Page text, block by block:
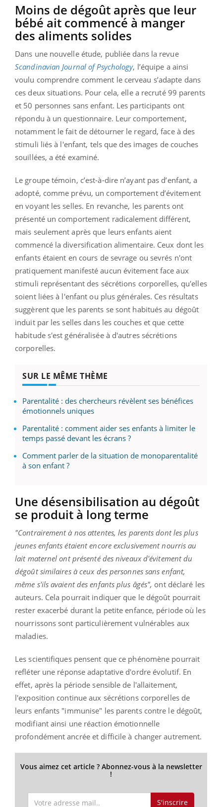
Moins de dégoût après que leur
bébé ait commencé à manger
des aliments solides
Dans une nouvelle étude, publiée dans la revue
Scandinavian Journal of Psychology, l’équipe a ainsi
voulu comprendre comment le cerveau s’adapte dans
ces deux situations. Pour cela, elle a recruté 99 parents
et 50 personnes sans enfant. Les participants ont
répondu à un questionnaire. Leur comportement,
notamment le fait de détourner le regard, face à des
stimuli liés à l'enfant, tels que des images de couches
souillées, a été examiné.
Le groupe témoin, c’est-à-dire n’ayant pas d’enfant, a
adopté, comme prévu, un comportement d’évitement
en voyant les selles. En revanche, les parents ont
présenté un comportement radicalement différent,
mais seulement après que leurs enfants aient
commencé la diversification alimentaire. Ceux dont les
enfants étaient en cours de sevrage ou sevrés n'ont
pratiquement manifesté aucun évitement face aux
stimuli représentant des sécrétions corporelles, qu'elles
soient liées à l'enfant ou plus générales. Ces résultats
suggèrent que les parents se sont habitués au dégoût
induit par les selles dans les couches et que cette
habitude s'est généralisée à d'autres sécrétions
corporelles.
SUR LE MÊME THÈME
Parentalité : des chercheurs révèlent ses bénéfices
émotionnels uniques
Parentalité : comment aider ses enfants à limiter le
temps passé devant les écrans ?
Comment parler de la situation de monoparentalité
à son enfant ?
Une désensibilisation au dégoût
se produit à long terme
"Contrairement à nos attentes, les parents dont les plus
jeunes enfants étaient encore exclusivement nourris au
lait maternel ont présenté des niveaux d'évitement du
dégoût similaires à ceux des personnes sans enfant,
même s'ils avaient des enfants plus âgés", ont déclaré les
auteurs. Cela pourrait indiquer que le dégoût pourrait
rester exacerbé durant la petite enfance, période où les
nourrissons sont particulièrement vulnérables aux
maladies.
Les scientifiques pensent que ce phénomène pourrait
refléter une réponse adaptative d'ordre évolutif. En
effet, après la période sensible de l'allaitement,
l'exposition continue aux sécrétions corporelles de
leurs enfants "immunise" les parents contre le dégoût,
modifiant ainsi une réaction émotionnelle
profondément ancrée et difficile à changer autrement.
Vous aimez cet article ? Abonnez-vous à la newsletter
!
S'inscrire